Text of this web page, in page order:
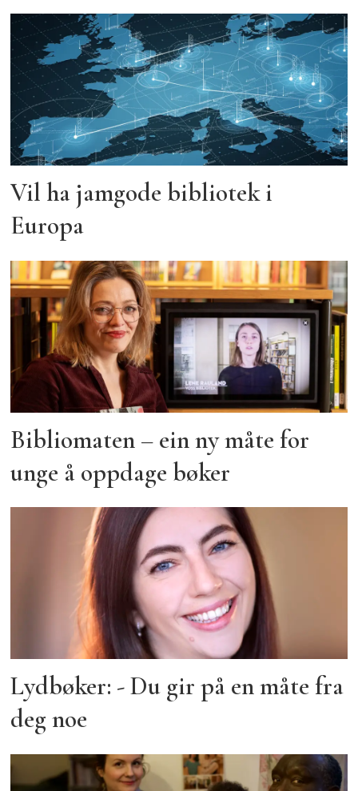
Vil ha jamgode bibliotek i
Europa
Bibliomaten – ein ny måte for
unge å oppdage bøker
Lydbøker: - Du gir på en måte fra
deg noe